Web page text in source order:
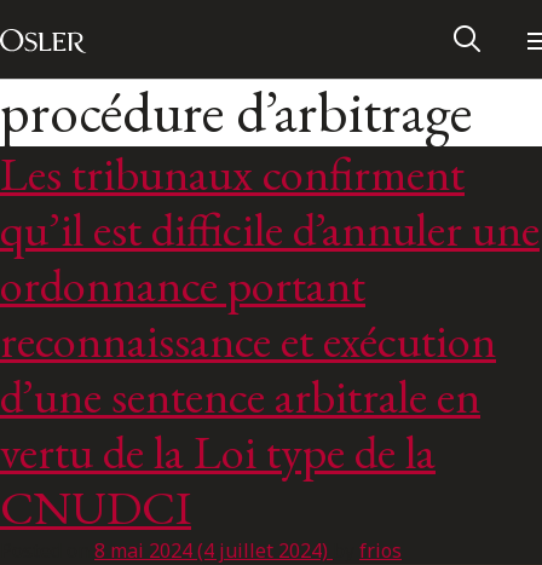
Passer au contenu
Main Navigation
Réseau des anciens d’Osler
Contactez-nous
ENGLISH
procédure d’arbitrage
Les tribunaux confirment
qu’il est difficile d’annuler une
ordonnance portant
reconnaissance et exécution
d’une sentence arbitrale en
vertu de la Loi type de la
CNUDCI
8 mai 2024(4 juillet 2024) frios